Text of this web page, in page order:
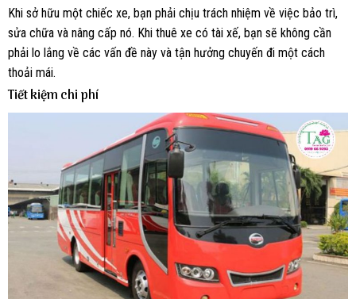
Khi sở hữu một chiếc xe, bạn phải chịu trách nhiệm về việc bảo trì,
sửa chữa và nâng cấp nó. Khi thuê xe có tài xế, bạn sẽ không cần
phải lo lắng về các vấn đề này và tận hưởng chuyến đi một cách
thoải mái.
Tiết kiệm chi phí